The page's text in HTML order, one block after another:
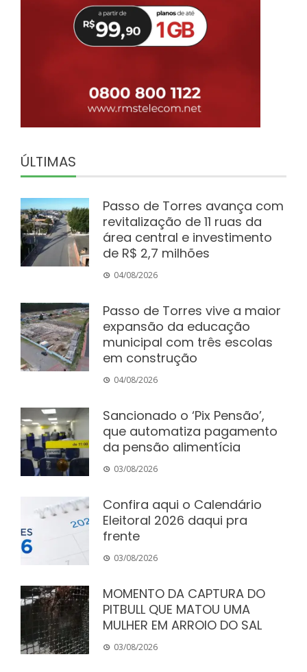
ÚLTIMAS
Passo de Torres avança com
revitalização de 11 ruas da
área central e investimento
de R$ 2,7 milhões
04/08/2026
Passo de Torres vive a maior
expansão da educação
municipal com três escolas
em construção
04/08/2026
Sancionado o ‘Pix Pensão’,
que automatiza pagamento
da pensão alimentícia
03/08/2026
Confira aqui o Calendário
Eleitoral 2026 daqui pra
frente
03/08/2026
MOMENTO DA CAPTURA DO
PITBULL QUE MATOU UMA
MULHER EM ARROIO DO SAL
03/08/2026